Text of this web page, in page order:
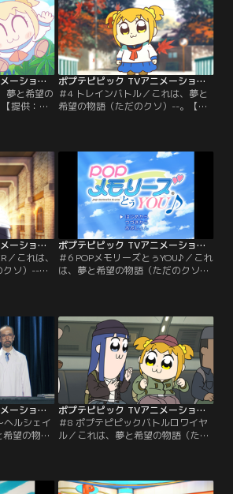
ポプテピピック TVアニメーション作品第二シリーズ 第03話
夢と希望の
提供：バ
ポプテピピック TVアニメーション作品第二シリーズ 第04話
＃4 トレインバトル／これは、夢と
希望の物語（ただのクソ）--。【提
ポプテピピック TVアニメーション作品第二シリーズ 第05話
／これは、
クソ）--。
ポプテピピック TVアニメーション作品第二シリーズ 第06話
＃6 POPメモリーズとぅYOU♪／これ
は、夢と希望の物語（ただのクソ）-
ポプテピピック TVアニメーション作品第二シリーズ 第07話
ヘルシェイ
望の物語
ポプテピピック TVアニメーション作品第二シリーズ 第08話
＃8 ポプテピピックバトルロワイヤ
ル／これは、夢と希望の物語（ただ